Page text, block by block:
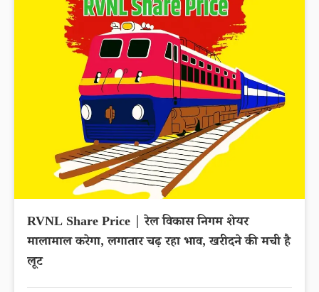
RVNL Share Price | रेल विकास निगम शेयर
मालामाल करेगा, लगातार चढ़ रहा भाव, खरीदने की मची है
लूट